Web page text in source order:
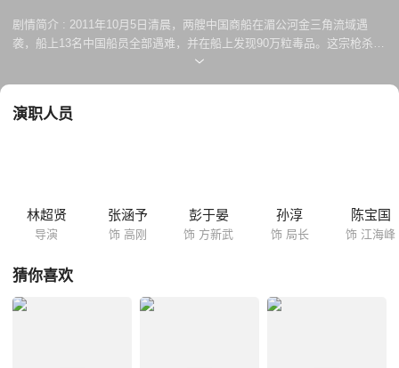
剧情简介 : 2011年10月5日清晨，两艘中国商船在湄公河金三角流域遇
袭，船上13名中国船员全部遇难，并在船上发现90万粒毒品。这宗枪杀十
三名中国船员的血腥冤案，掀起了悲剧的序幕。面对矛头指向中国运毒、
明真相，竭力揪出案件的幕后黑手。然而缉拿真凶的过程并非他们想得那
演职人员
林超贤
导演
张涵予
饰 高刚
彭于晏
饰 方新武
孙淳
饰 局长
陈宝国
饰 江海峰
猜你喜欢